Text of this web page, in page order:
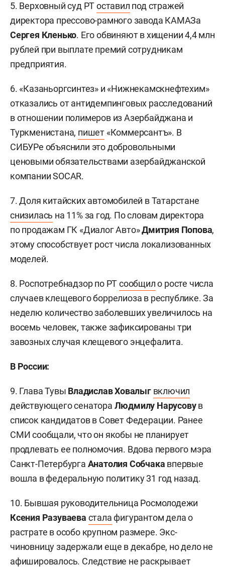
5. Верховный суд РТоставил под стражей
директора прессово-рамного завода КАМАЗа
Сергея Кленько. Его обвиняют в хищении 4,4 млн
рублей при выплате премий сотрудникам
предприятия.
6. «Казаньоргсинтез» и «Нижнекамскнефтехим»
отказались от антидемпинговых расследований
в отношении полимеров из Азербайджана и
Туркменистана, пишет «Коммерсантъ». В
СИБУРе объяснили это добровольными
ценовыми обязательствами азербайджанской
компании SOCAR.
7. Доля китайских автомобилей в Татарстане
снизилась на 11% за год. По словам директора
по продажам ГК «Диалог Авто»Дмитрия Попова,
этому способствует рост числа локализованных
моделей.
8. Роспотребнадзор по РТсообщило росте числа
случаев клещевого боррелиоза в республике. За
неделю количество заболевших увеличилось на
восемь человек, также зафиксированы три
завозных случая клещевого энцефалита.
В России:
9. Глава Тувы Владислав Ховалыг включил
действующего сенатора Людмилу Нарусовув
список кандидатов в Совет Федерации. Ранее
СМИ сообщали, что он якобы не планирует
продлевать ее полномочия. Вдова первого мэра
Санкт-Петербурга Анатолия Собчака впервые
вошла в федеральную политику 31 год назад.
10. Бывшая руководительница Росмолодежи
Ксения Разуваева стала фигурантом дела о
растрате в особо крупном размере. Экс-
чиновницу задержали еще в декабре, но дело не
афишировалось. Следствие не раскрывает